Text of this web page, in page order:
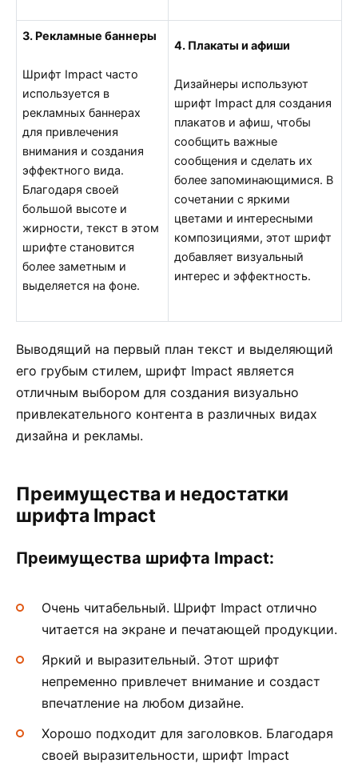
3. Рекламные баннеры
Шрифт Impact часто
используется в
рекламных баннерах
для привлечения
внимания и создания
эффектного вида.
Благодаря своей
большой высоте и
жирности, текст в этом
шрифте становится
более заметным и
выделяется на фоне.
4. Плакаты и афиши
Дизайнеры используют
шрифт Impact для создания
плакатов и афиш, чтобы
сообщить важные
сообщения и сделать их
более запоминающимися. В
сочетании с яркими
цветами и интересными
композициями, этот шрифт
добавляет визуальный
интерес и эффектность.
Выводящий на первый план текст и выделяющий
его грубым стилем, шрифт Impact является
отличным выбором для создания визуально
привлекательного контента в различных видах
дизайна и рекламы.
Преимущества и недостатки
шрифта Impact
Преимущества шрифта Impact:
Очень читабельный. Шрифт Impact отлично
читается на экране и печатающей продукции.
Яркий и выразительный. Этот шрифт
непременно привлечет внимание и создаст
впечатление на любом дизайне.
Хорошо подходит для заголовков. Благодаря
своей выразительности, шрифт Impact